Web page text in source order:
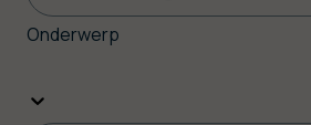
Onderwerp